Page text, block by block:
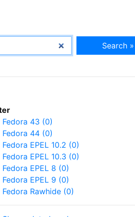
Search »
Fedora 43 (0)
Fedora 44 (0)
Fedora EPEL 10.2 (0)
Fedora EPEL 10.3 (0)
Fedora EPEL 8 (0)
Fedora EPEL 9 (0)
Fedora Rawhide (0)